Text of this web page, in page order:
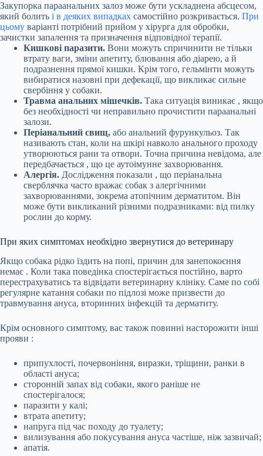
Закупорка параанальних залоз може бути ускладнена абсцесом,
який болить і в деяких випадках самостійно розкривається. При
цьому варіанті потрібний прийом у хірурга для обробки,
зачистки запалення та призначення відповідної терапії.
Кишкові паразити. Вони можуть спричинити не тільки
втрату ваги, зміни апетиту, блювання або діарею, а й
подразнення прямої кишки. Крім того, гельмінти можуть
вибиратися назовні при дефекації, що викликає сильне
свербіння у собаки.
Травма анальних мішечків. Така ситуація виникає , якщо
без необхідності чи неправильно прочистити параанальні
залози.
Періанальний свищ, або анальний фурункульоз. Так
називають стан, коли на шкірі навколо анального проходу
утворюються рани та отвори. Точна причина невідома, але
передбачається , що це аутоімунне захворювання.
Алергія. Дослідження показали , що періанальна
сверблячка часто вражає собак з алергічними
захворюваннями, зокрема атопічним дерматитом. Він
може бути викликаний різними подразниками: від пилку
рослин до корму.
При яких симптомах необхідно звернутися до ветеринару
Якщо собака рідко їздить на попі, причин для занепокоєння
немає . Коли така поведінка спостерігається постійно, варто
перестрахуватись та відвідати ветеринарну клініку. Саме по собі
регулярне катання собаки по підлозі може призвести до
травмування ануса, вторинних інфекцій та дерматиту.
Крім основного симптому, вас також повинні насторожити інші
прояви :
припухлості, почервоніння, виразки, тріщини, ранки в
області ануса;
сторонній запах від собаки, якого раніше не
спостерігалося;
паразити у калі;
втрата апетиту;
напруга під час походу до туалету;
вилизування або покусування ануса частіше, ніж зазвичай;
апатія.